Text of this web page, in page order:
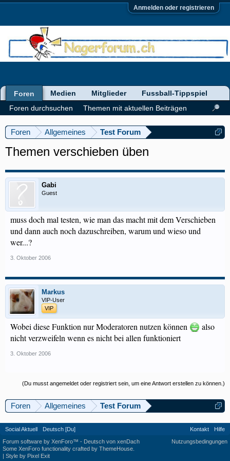
Anmelden oder registrieren
Foren Allgemeines Test Forum
Themen verschieben üben
Gabi
Guest
muss doch mal testen, wie man das macht mit dem Verschieben
und dann auch noch dazuschreiben, warum und wieso und
wer...?
3. Oktober 2006
Markus
VIP-User
VIP
Wobei diese Funktion nur Moderatoren nutzen können
also
nicht verzweifeln wenn es nicht bei allen funktioniert
3. Oktober 2006
(Du musst angemeldet oder registriert sein, um eine Antwort erstellen zu können.)
Foren Allgemeines Test Forum
Foren
Foren durchsuchen
Themen mit aktuellen Beiträgen
Medien Mitglieder Fussball-Tippspiel
Social Aktuell Deutsch [Du] Kontakt
Hilfe
Nutzungsbedingungen
Forum software by XenForo™ - Deutsch von xenDach
Some XenForo functionality crafted by ThemeHouse
| Style by Pixel Exit